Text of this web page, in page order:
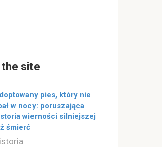
the site
pies, który nie
w nocy: poruszająca
wierności silniejszej
śmierć